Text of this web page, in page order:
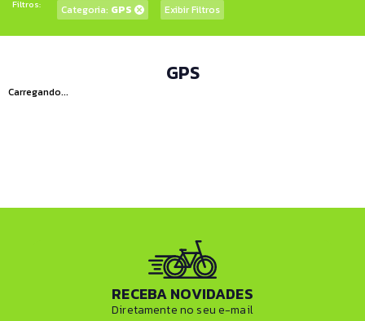
Filtros: Categoria: GPS Exibir Filtros
GPS
Carregando...
RECEBA NOVIDADES
Diretamente no seu e-mail